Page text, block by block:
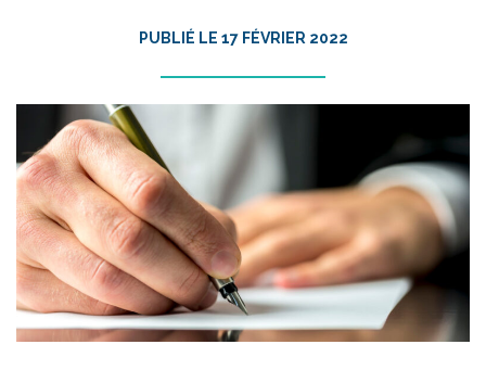
PUBLIÉ LE 17 FÉVRIER 2022